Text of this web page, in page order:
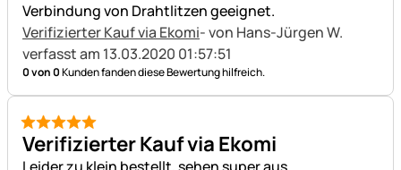
Verbindung von Drahtlitzen geeignet.
Verifizierter Kauf via Ekomi- von Hans-Jürgen W.
verfasst am 13.03.2020 01:57:51
0 von 0Kunden fanden diese Bewertung hilfreich.
5 von 5
Verifizierter Kauf via Ekomi